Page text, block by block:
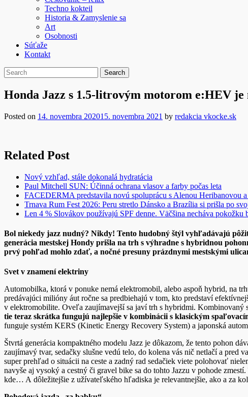
Techno kokteil
Historia & Zamyslenie sa
Art
Osobnosti
Súťaže
Kontakt
Honda Jazz s 1.5-litrovým motorom e:HEV je
Posted on 14. novembra 202015. novembra 2021 by redakcia vkocke.sk
Related Post
Nový vzhľad, stále dokonalá hydratácia
Paul Mitchell SUN: Účinná ochrana vlasov a farby počas leta
FACEDERMA predstavila novú spoluprácu s Alenou
Trnava Rum Fest 2026: Peru stretlo Dánsko a Brazília si prišla po
Len 4 % Slovákov používajú SPF denne. Väčšina necháva pokožku
Bol niekedy jazz nudný? Nikdy! Tento hudobný štýl vyhľadávajú
generácia mestskej Hondy prišla na trh s výhradne s hybridnou
prvý pohľad mohlo zdať, a nočné presuny prázdnymi mestskými
Svet v znamení elektriny
Automobilka, ktorá v ponuke nemá elektromobil, alebo aspoň hybrid, na
predávajúci milióny áut ročne sa predbiehajú v tom, kto predstaví
v elektromobilite. Oveľa zaujímavejší sa javí trh s hybridmi.
tie teraz skrátka fungujú najlepšie v kombinácii s klasickým
funguje systém KERS (Kinetic Energy Recovery System) a japonská
Štvrtá generácia kompaktného modelu Jazz je dôkazom, že tento pohon
zaujímavý tvar, sedačky slušne vedú telo, do kolena vás nič netlačí a
super prehľad o situácii na ceste a zadný rad sedačiek viete polohovať
navyše aj vysoký a cestný či gravel bike sa do tohto Jazzu v pohode
kde… A dôležitejšie z užívateľského hľadiska je relevantnejšie, ako a za